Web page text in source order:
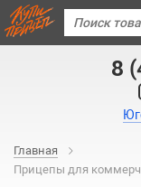
8
Главная
Прицепы для